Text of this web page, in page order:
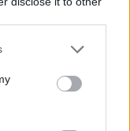
στο